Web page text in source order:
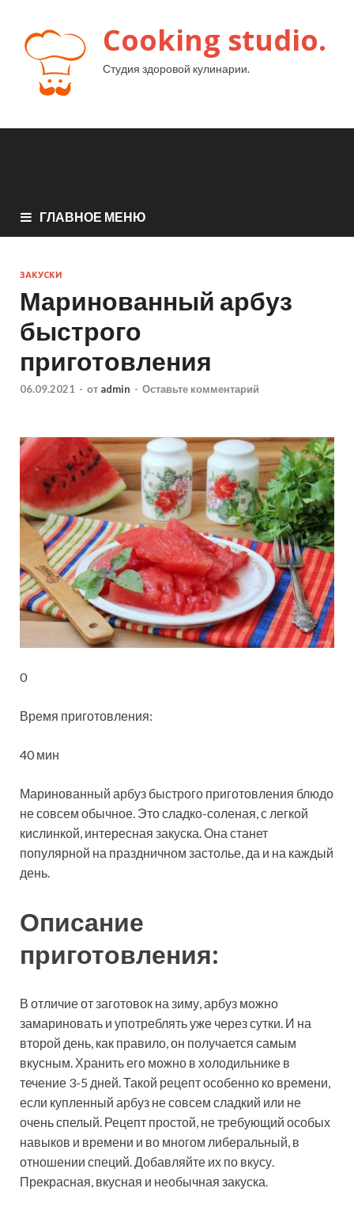
Cooking studio.
Студия здоровой кулинарии.
ГЛАВНОЕ МЕНЮ
ЗАКУСКИ
Маринованный арбуз
быстрого
приготовления
06.09.2021 - от admin - Оставьте комментарий
0
Время приготовления:
40 мин
Маринованный арбуз быстрого приготовления блюдо
не совсем обычное. Это сладко-соленая, с легкой
кислинкой, интересная закуска. Она станет
популярной на праздничном застолье, да и на каждый
день.
Описание
приготовления:
В отличие от заготовок на зиму, арбуз можно
замариновать и употреблять уже через сутки. И на
второй день, как правило, он получается самым
вкусным. Хранить его можно в холодильнике в
течение 3-5 дней. Такой рецепт особенно ко времени,
если купленный арбуз не совсем сладкий или не
очень спелый. Рецепт простой, не требующий особых
навыков и времени и во многом либеральный, в
отношении специй. Добавляйте их по вкусу.
Прекрасная, вкусная и необычная закуска.